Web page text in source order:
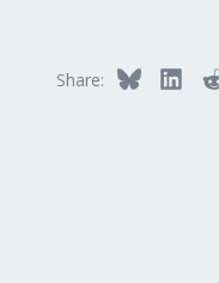
Share: Bluesky